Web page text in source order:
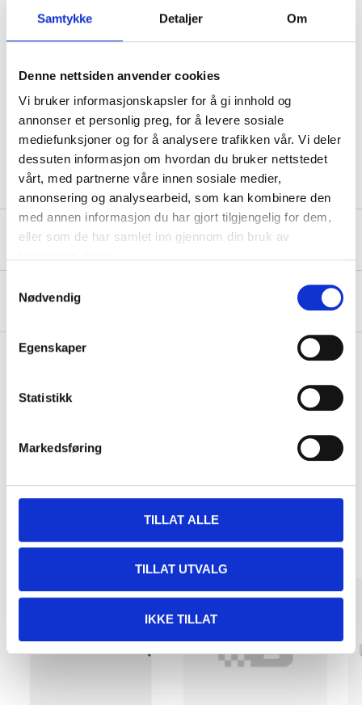
Samtykke Detaljer Om
Denne nettsiden anvender cookies
Vi bruker informasjonskapsler for å gi innhold og
annonser et personlig preg, for å levere sosiale
mediefunksjoner og for å analysere trafikken vår. Vi deler
dessuten informasjon om hvordan du bruker nettstedet
vårt, med partnerne våre innen sosiale medier,
annonsering og analysearbeid, som kan kombinere den
med annen informasjon du har gjort tilgjengelig for dem,
eller som de har samlet inn gjennom din bruk av
Nødvendig
Egenskaper
Statistikk
Markedsføring
TILLAT ALLE
TILLAT UTVALG
IKKE TILLAT
class C3. Conforms to EN 14592.
Technical specifications
Dimensions
3,4 x 100 mm
Quantity
800 pcs
Safety instructions and other information
About the manufacturer
Other customers also bought